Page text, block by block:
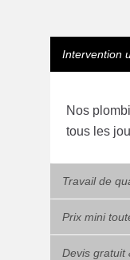
Intervention
Nos
tous les
Travail de
Prix mini
Devis gratuit